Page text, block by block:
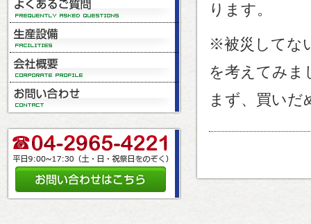
ります。
※被災してな
を考えてみま
まず、買いだ